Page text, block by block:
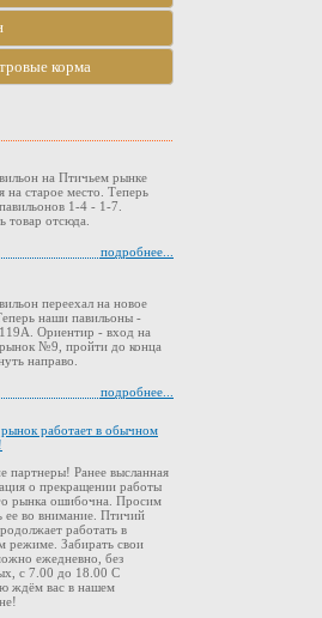
корма
на Птичьем рынке
на старое место. Теперь
1-4 - 1-7.
товар отсюда.
подробнее...
переехал на новое
наши павильоны -
Ориентир - вход на
№9, пройти до конца
направо.
подробнее...
работает в обычном
партнеры! Ранее высланная
о прекращении работы
рынка ошибочна. Просим
ее во внимание. Птичий
работать в
режиме. Забирать свои
ежедневно, без
с 7.00 до 18.00 С
ждём вас в нашем